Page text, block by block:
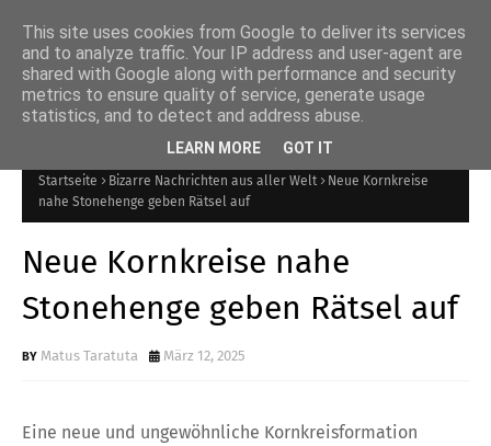
Internetmagazin über
Mysterien
Startseite Bizarre Nachrichten aus aller Welt
Neue Kornkreise
nahe Stonehenge geben Rätsel auf
Neue Kornkreise nahe
Stonehenge geben Rätsel auf
Matus Taratuta März 12, 2025
Eine neue und ungewöhnliche Kornkreisformation
This site uses cookies from Google to deliver its services
and to analyze traffic. Your IP address and user-agent are
shared with Google along with performance and security
metrics to ensure quality of service, generate usage
statistics, and to detect and address abuse.
LEARN MORE GOT IT